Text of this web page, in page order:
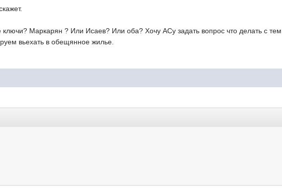
Маркарян ? Или Исаев? Или оба? Хочу АСу задать вопрос что делать с
вьехать в обещянное жилье.